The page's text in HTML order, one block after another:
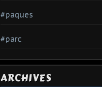
#paques
#parc
ARCHIVES